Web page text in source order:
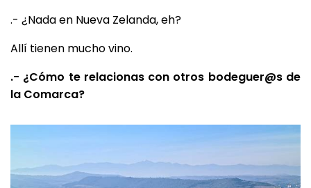
.- ¿Nada en Nueva Zelanda, eh?
Allí tienen mucho vino.
.- ¿Cómo te relacionas con otros bodeguer@s de
la Comarca?